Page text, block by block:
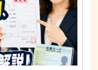
口
21-11 藍ビル202
情報保護担当